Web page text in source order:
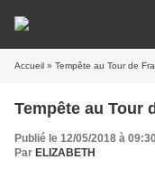
Accueil » Tempête au Tour de
Tempête au Tour
Publié le 12/05/2018 à
Par ELIZABETH